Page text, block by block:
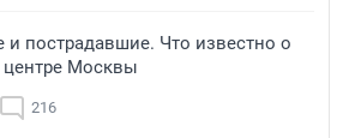
и пострадавшие. Что известно о
Москвы
216